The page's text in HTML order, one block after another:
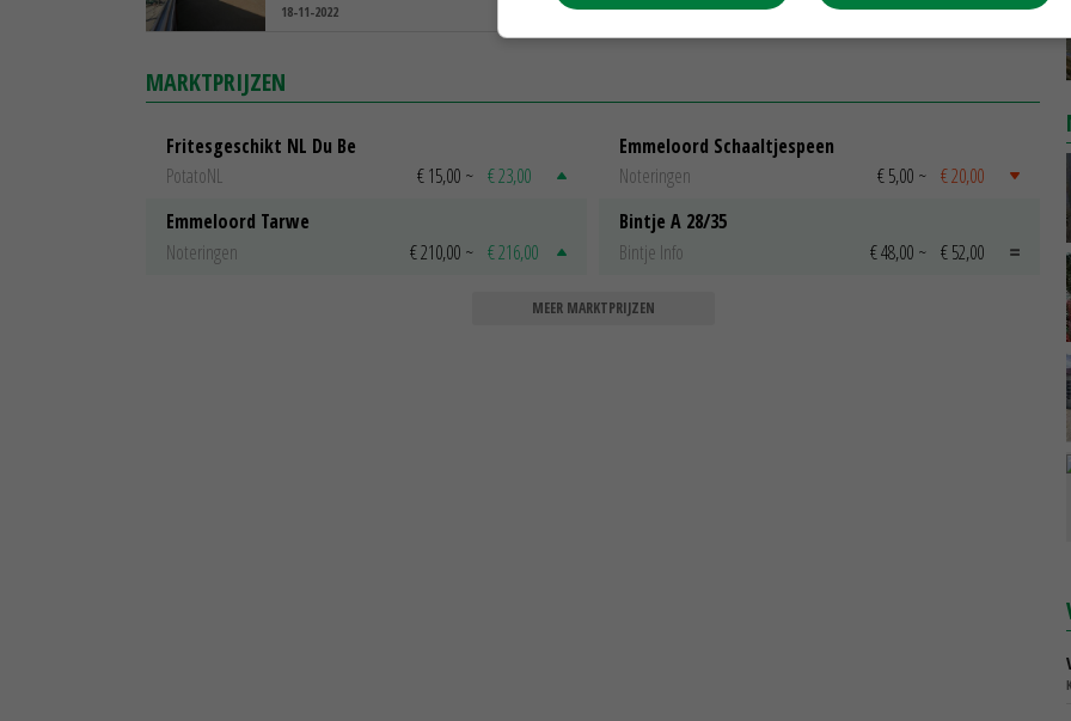
18-11-2022 15-11-2022
MARKTPRIJZEN
Fritesgeschikt NL Du Be
PotatoNL
€ 15,00 ~ € 23,00
Emmeloord Tarwe
Noteringen
€ 210,00 ~ € 216,00
Emmeloord Schaaltjespeen
Noteringen
€ 5,00 ~ € 20,00
Bintje A 28/35
Bintje Info
€ 48,00 ~ € 52,00
MEER MARKTPRIJZEN